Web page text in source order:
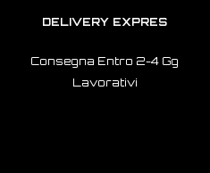
DELIVERY EXPRES
Consegna Entro 2-4 Gg
Lavorativi